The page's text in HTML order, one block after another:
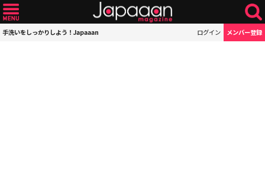
手洗いをしっかりしよう！Japaaan ログイン メンバー登録